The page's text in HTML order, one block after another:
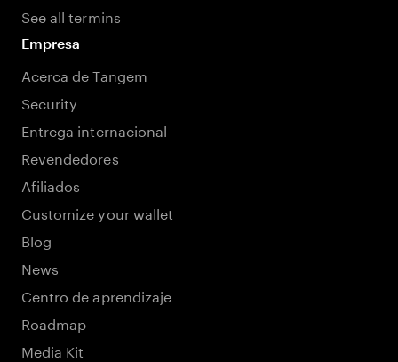
See all termins
Empresa
Acerca de Tangem
Security
Entrega internacional
Revendedores
Afiliados
Customize your wallet
Blog
News
Centro de aprendizaje
Roadmap
Media Kit